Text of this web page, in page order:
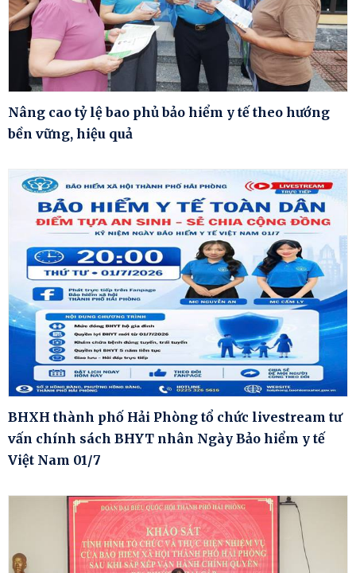
Nâng cao tỷ lệ bao phủ bảo hiểm y tế theo hướng
bền vững, hiệu quả
BHXH thành phố Hải Phòng tổ chức livestream tư
vấn chính sách BHYT nhân Ngày Bảo hiểm y tế
Việt Nam 01/7